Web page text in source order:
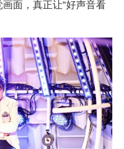
面，真正让“好声音看